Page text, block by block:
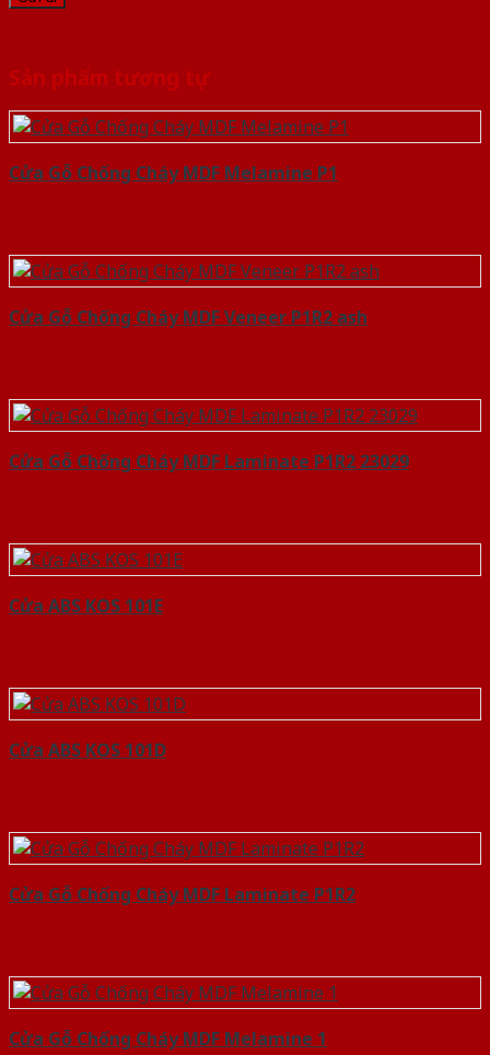
Sản phẩm tương tự
Cửa Gỗ Chống Cháy MDF Melamine P1
Cửa Gỗ Chống Cháy MDF Veneer P1R2 ash
Cửa Gỗ Chống Cháy MDF Laminate P1R2 23029
Cửa ABS KOS 101E
Cửa ABS KOS 101D
Cửa Gỗ Chống Cháy MDF Laminate P1R2
Cửa Gỗ Chống Cháy MDF Melamine 1